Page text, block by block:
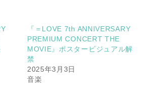
『＝LOVE 7th ANNIVERSARY
PREMIUM CONCERT THE
MOVIE』ポスタービジュアル解
禁
2025年3月3日
音楽